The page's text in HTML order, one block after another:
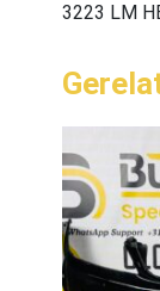
3223 LM